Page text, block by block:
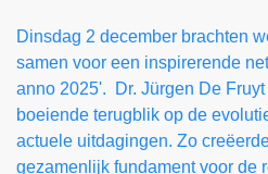
Dinsdag 2 december brachten
samen voor een inspirerende
anno 2025'. Dr. Jürgen De
boeiende terugblik op de
actuele uitdagingen. Zo
gezamenlijk fundament voor de